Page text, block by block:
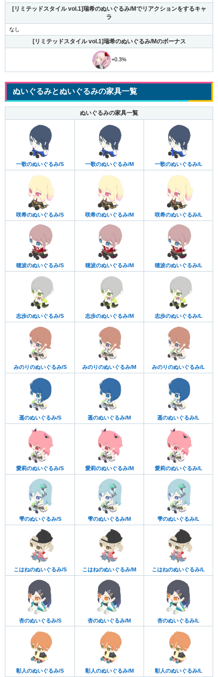
[リミテッドスタイル vol.1]瑞希のぬいぐるみ/Mでリアクションをするキャ
ラ
なし
[リミテッドスタイル vol.1]瑞希のぬいぐるみ/Mのボーナス
+0.3%
ぬいぐるみとぬいぐるみの家具一覧
ぬいぐるみの家具一覧
一歌のぬいぐるみ/S 一歌のぬいぐるみ/M 一歌のぬいぐるみ/L
咲希のぬいぐるみ/S 咲希のぬいぐるみ/M 咲希のぬいぐるみ/L
穂波のぬいぐるみ/S 穂波のぬいぐるみ/M 穂波のぬいぐるみ/L
志歩のぬいぐるみ/S 志歩のぬいぐるみ/M 志歩のぬいぐるみ/L
みのりのぬいぐるみ/S みのりのぬいぐるみ/M みのりのぬいぐるみ/L
遥のぬいぐるみ/S 遥のぬいぐるみ/M 遥のぬいぐるみ/L
愛莉のぬいぐるみ/S 愛莉のぬいぐるみ/M 愛莉のぬいぐるみ/L
雫のぬいぐるみ/S 雫のぬいぐるみ/M 雫のぬいぐるみ/L
こはねのぬいぐるみ/S こはねのぬいぐるみ/M こはねのぬいぐるみ/L
杏のぬいぐるみ/S 杏のぬいぐるみ/M 杏のぬいぐるみ/L
彰人のぬいぐるみ/S 彰人のぬいぐるみ/M 彰人のぬいぐるみ/L